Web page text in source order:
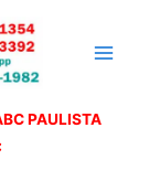
PAULISTA